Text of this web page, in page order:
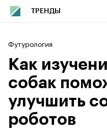
ТРЕНДЫ
Футурология
Как
собак
улучшить
роботов